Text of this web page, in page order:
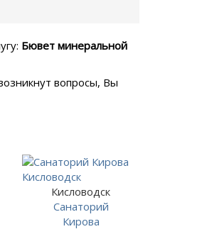
Бювет минеральной
вопросы, Вы
Кисловодск
Санаторий
Кирова